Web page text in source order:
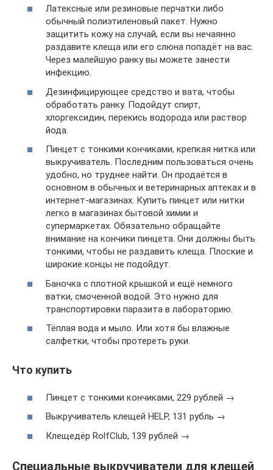
Латексные или резиновые перчатки либо
обычный полиэтиленовый пакет. Нужно
защитить кожу на случай, если вы нечаянно
раздавите клеща или его слюна попадёт на вас.
Через малейшую ранку вы можете занести
инфекцию.
Дезинфицирующее средство и вата, чтобы
обработать ранку. Подойдут спирт,
хлоргексидин, перекись водорода или раствор
йода.
Пинцет с тонкими кончиками, крепкая нитка или
выкручиватель. Последним пользоваться очень
удобно, но труднее найти. Он продаётся в
основном в обычных и ветеринарных аптеках и в
интернет-магазинах. Купить пинцет или нитки
легко в магазинах бытовой химии и
супермаркетах. Обязательно обращайте
внимание на кончики пинцета. Они должны быть
тонкими, чтобы не раздавить клеща. Плоские и
широкие концы не подойдут.
Баночка с плотной крышкой и ещё немного
ватки, смоченной водой. Это нужно для
транспортировки паразита в лабораторию.
Тёплая вода и мыло. Или хотя бы влажные
салфетки, чтобы протереть руки.
Что купить
Пинцет с тонкими кончиками, 229 рублей →
Выкручиватель клещей HELP, 131 рубль →
Клещедёр RolfСlub, 139 рублей →
Специальные выкручиватели для клещей